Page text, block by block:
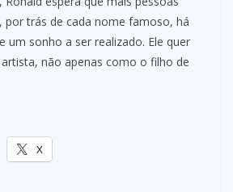
por trás de cada nome famoso, há
um sonho a ser realizado. Ele quer
não apenas como o filho de
X